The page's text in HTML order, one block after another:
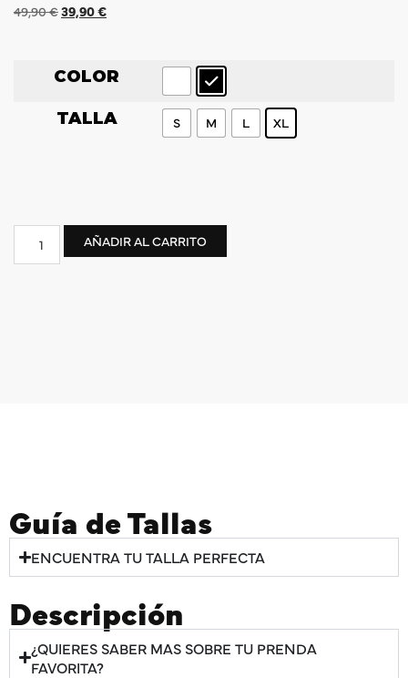
49,90€39,90€
COLOR
TALLA S M L XL
AÑADIR AL CARRITO
Guía de Tallas
ENCUENTRA TU TALLA PERFECTA
Descripción
¿QUIERES SABER MAS SOBRE TU PRENDA
FAVORITA?